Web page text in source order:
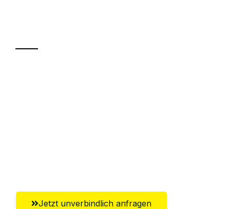
Jetzt unverbindlich anfragen